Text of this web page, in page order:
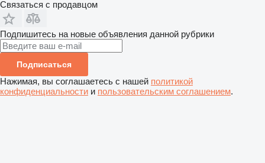
Связаться с продавцом
Подпишитесь на новые объявления данной рубрики
Подписаться
Нажимая, вы соглашаетесь с нашей политикой
конфиденциальности и пользовательским соглашением.